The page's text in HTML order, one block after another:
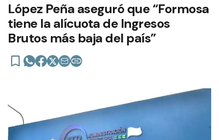
López Peña aseguró que “Formosa
tiene la alícuota de Ingresos
Brutos más baja del país”